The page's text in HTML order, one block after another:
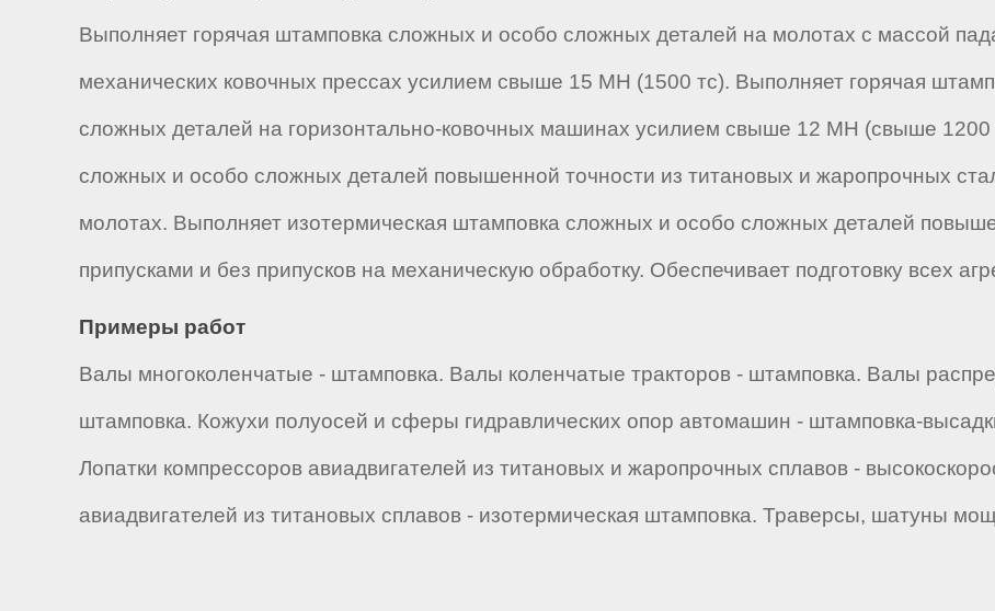
Выполняет горячая штамповка сложных и особо сложных деталей на молотах с массой
механических ковочных прессах усилием свыше 15 МН (1500 тс). Выполняет горячая
сложных деталей на горизонтально-ковочных машинах усилием свыше 12 МН (свыше 1200
сложных и особо сложных деталей повышенной точности из титановых и жаропрочных
молотах. Выполняет изотермическая штамповка сложных и особо сложных деталей
припусками и без припусков на механическую обработку. Обеспечивает подготовку всех
Примеры работ
Валы многоколенчатые - штамповка. Валы коленчатые тракторов - штамповка. Валы
штамповка. Кожухи полуосей и сферы гидравлических опор автомашин - штамповка-
Лопатки компрессоров авиадвигателей из титановых и жаропрочных сплавов -
авиадвигателей из титановых сплавов - изотермическая штамповка. Траверсы, шатуны